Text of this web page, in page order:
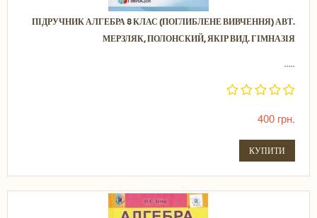
ПІДРУЧНИК АЛГЕБРА 8 КЛАС (ПОГЛИБЛЕНЕ ВИВЧЕННЯ) АВТ.
МЕРЗЛЯК, ПОЛОНСКИЙ, ЯКІР ВИД. ГІМНАЗІЯ
.....
400 грн.
КУПИТИ